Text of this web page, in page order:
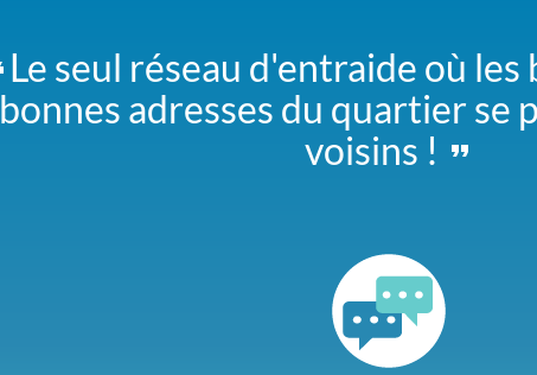
Le seul réseau d'entraide où les
bonnes adresses du quartier se
voisins !